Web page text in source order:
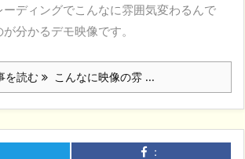
ディングでこんなに雰囲気変わるんで
分かるデモ映像です。
を読む こんなに映像の雰 ...
：